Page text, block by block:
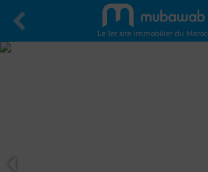
Le 1er site immobilier du Maroc